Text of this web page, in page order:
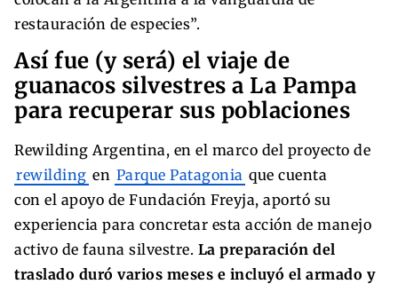
restauración de especies”.
Así fue (y será) el viaje de
guanacos silvestres a La Pampa
para recuperar sus poblaciones
Rewilding Argentina, en el marco del proyecto de
rewilding en Parque Patagonia que cuenta
con el apoyo de Fundación Freyja, aportó su
experiencia para concretar esta acción de manejo
activo de fauna silvestre. La preparación del
traslado duró varios meses e incluyó el armado y